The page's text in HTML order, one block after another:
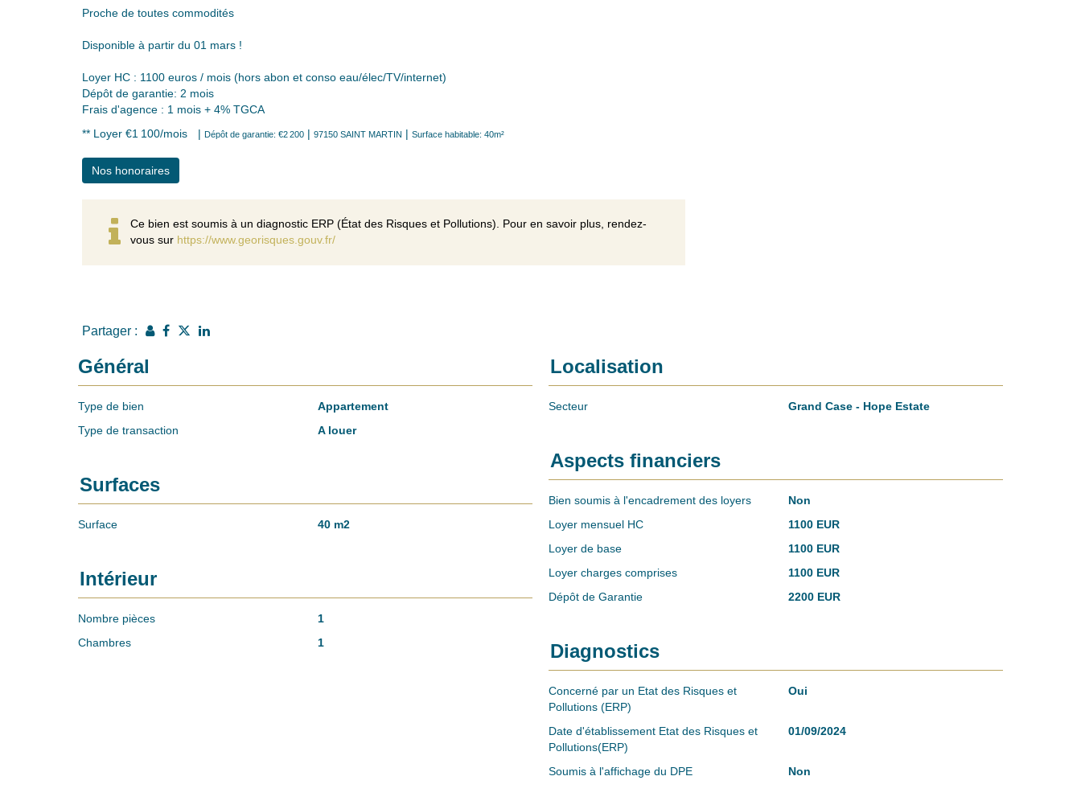
Proche de toutes commodités
Disponible à partir du 01 mars !
Loyer HC : 1100 euros / mois (hors abon et conso eau/élec/TV/internet)
Dépôt de garantie: 2 mois
Frais d'agence : 1 mois + 4% TGCA
** Loyer €1 100/mois | Dépôt de garantie: €2 200 | 97150 SAINT MARTIN | Surface habitable: 40m²
Nos honoraires
Ce bien est soumis à un diagnostic ERP (État des Risques et Pollutions). Pour en savoir plus, rendez-
vous sur https://www.georisques.gouv.fr/
Partager :
Général
Type de bien
Appartement
Type de transaction
A louer
Localisation
Secteur Grand Case - Hope Estate
Aspects financiers
Bien soumis à l'encadrement des loyers
Non
Loyer mensuel HC
1100 EUR
Loyer de base
1100 EUR
Loyer charges comprises
1100 EUR
Dépôt de Garantie
2200 EUR
Surfaces
Surface 40 m2
Intérieur
Nombre pièces
1
Chambres
1 Diagnostics
Concerné par un Etat des Risques et
Pollutions (ERP)
Oui
Date d'établissement Etat des Risques et
Pollutions(ERP)
01/09/2024
Soumis à l'affichage du DPE Non